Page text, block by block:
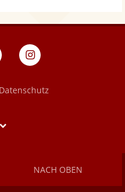
Blog
eventpeppers
Datenschutz
NACH OBEN